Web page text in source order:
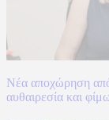
Νέα αποχώρηση
αυθαιρεσία και